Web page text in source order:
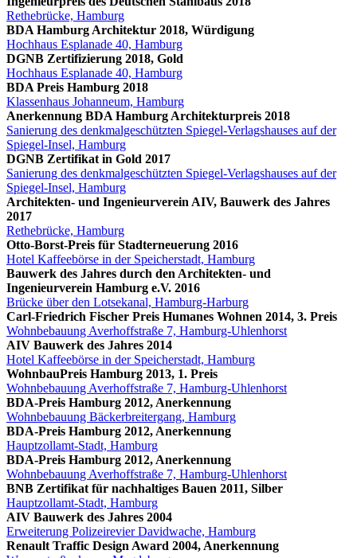
Rethebrücke, Hamburg
BDA Hamburg Architektur 2018, Würdigung
Hochhaus Esplanade 40, Hamburg
DGNB Zertifizierung 2018, Gold
Hochhaus Esplanade 40, Hamburg
BDA Preis Hamburg 2018
Klassenhaus Johanneum, Hamburg
Anerkennung BDA Hamburg Architekturpreis 2018
Sanierung des denkmalgeschützten Spiegel-Verlagshauses auf der
Spiegel-Insel, Hamburg
DGNB Zertifikat in Gold 2017
Sanierung des denkmalgeschützten Spiegel-Verlagshauses auf der
Spiegel-Insel, Hamburg
Architekten- und Ingenieurverein AIV, Bauwerk des Jahres
2017
Rethebrücke, Hamburg
Otto-Borst-Preis für Stadterneuerung 2016
Hotel Kaffeebörse in der Speicherstadt, Hamburg
Bauwerk des Jahres durch den Architekten- und
Ingenieurverein Hamburg e.V. 2016
Brücke über den Lotsekanal, Hamburg-Harburg
Carl-Friedrich Fischer Preis Humanes Wohnen 2014, 3. Preis
Wohnbebauung Averhoffstraße 7, Hamburg-Uhlenhorst
AIV Bauwerk des Jahres 2014
Hotel Kaffeebörse in der Speicherstadt, Hamburg
WohnbauPreis Hamburg 2013, 1. Preis
Wohnbebauung Averhoffstraße 7, Hamburg-Uhlenhorst
BDA-Preis Hamburg 2012, Anerkennung
Wohnbebauung Bäckerbreitergang, Hamburg
BDA-Preis Hamburg 2012, Anerkennung
Hauptzollamt-Stadt, Hamburg
BDA-Preis Hamburg 2012, Anerkennung
Wohnbebauung Averhoffstraße 7, Hamburg-Uhlenhorst
BNB Zertifikat für nachhaltiges Bauen 2011, Silber
Hauptzollamt-Stadt, Hamburg
AIV Bauwerk des Jahres 2004
Erweiterung Polizeirevier Davidwache, Hamburg
Renault Traffic Design Award 2004, Anerkennung